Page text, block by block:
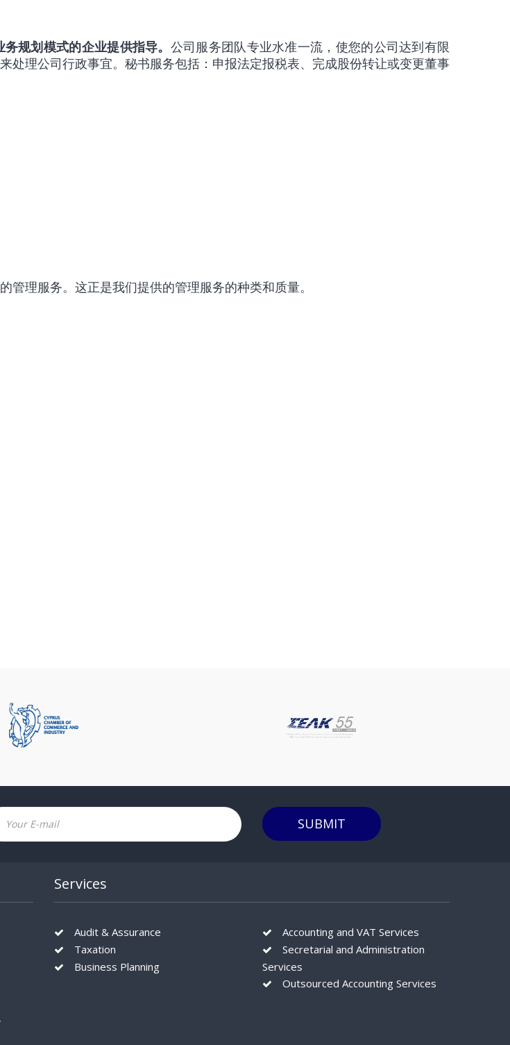
规划模式的企业提供指导。 公司服务团队专业水准一流，使您的公司达到有限
处理公司行政事宜。秘书服务包括：申报法定报税表、完成股份转让或变更董事
理服务。这正是我们提供的管理服务的种类和质量。
SUBMIT
Services
Audit & Assurance
Taxation
Business Planning
Accounting and VAT Services
Secretarial and Administration
Services
Outsourced Accounting Services